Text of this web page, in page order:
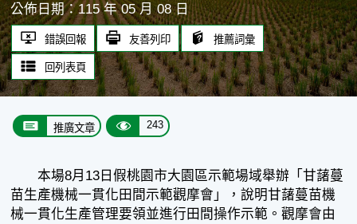
公佈日期：115 年 05 月 08 日
錯誤回報 友善列印 推薦詞彙
回列表頁
推廣文章 243
本場8月13日假桃園市大園區示範場域舉辦「甘藷蔓
苗生產機械一貫化田間示範觀摩會」，說明甘藷蔓苗機
械一貫化生產管理要領並進行田間操作示範。觀摩會由